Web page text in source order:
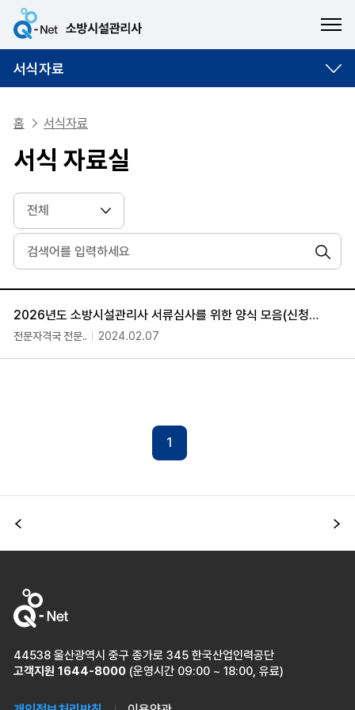
서식자료
홈 서식자료
서식 자료실
검색
2026년도 소방시설관리사 서류심사를 위한 양식 모음(신청서, 개인정보동의서 등)
전문자격국 전문.. 2024.02.07
1
이전
44538 울산광역시 중구 종가로 345 한국산업인력공단
고객지원 1644-8000 (운영시간 09:00 ~ 18:00, 유료)